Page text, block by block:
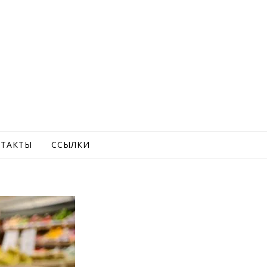
ССЫЛКИ